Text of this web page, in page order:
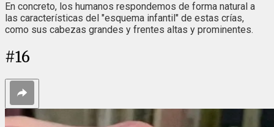
En concreto, los humanos respondemos de forma natural a
las características del "esquema infantil" de estas crías,
como sus cabezas grandes y frentes altas y prominentes.
#16